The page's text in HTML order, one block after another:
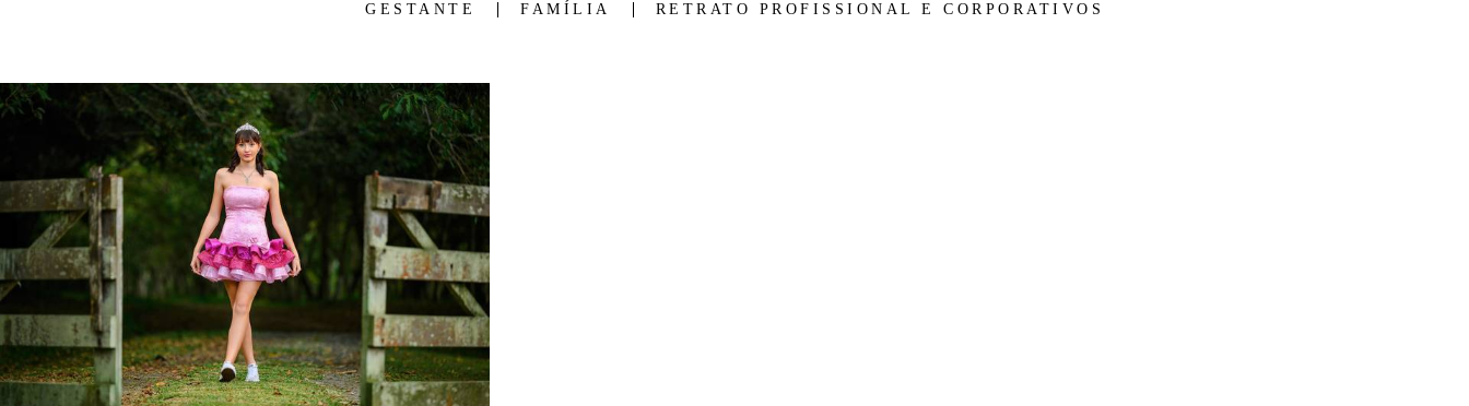
GESTANTE FAMÍLIA RETRATO PROFISSIONAL E CORPORATIVOS